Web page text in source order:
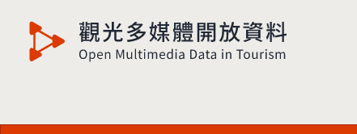
觀光多媒體開放資料